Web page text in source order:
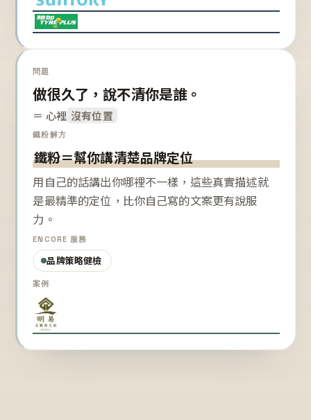
問題
做很久了，說不清你是誰。
＝ 心裡 沒有位置
鐵粉解方
鐵粉＝幫你講清楚品牌定位
用自己的話講出你哪裡不一樣，這些真實描述就
是最精準的定位，比你自己寫的文案更有說服
力。
ENCORE 服務
品牌策略健檢
案例